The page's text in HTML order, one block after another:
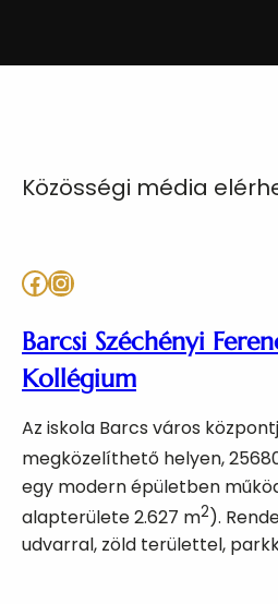
Közösségi média
Facebook Instagram
Barcsi Széchényi
Kollégium
Az iskola Barcs város
megközelíthető helyen,
egy modern épületben
alapterülete 2.627 m2).
udvarral, zöld területtel,